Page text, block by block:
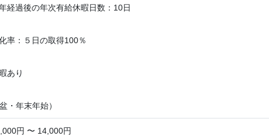
経過後の年次有給休暇日数：10日
率：５日の取得100％
あり
・年末年始）
円 〜 14,000円